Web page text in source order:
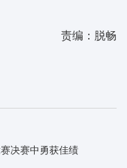
责编：脱畅
决赛中勇获佳绩